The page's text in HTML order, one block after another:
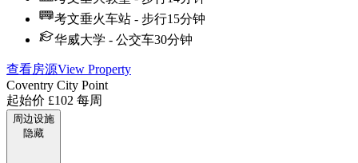
考文垂火车站 - 步行15分钟
华威大学 - 公交车30分钟
查看房源View Property
Coventry City Point
起始价 £102 每周
周边设施
隐藏